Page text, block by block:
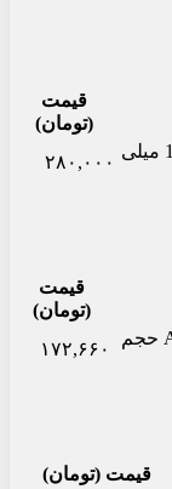
قیمت
(تومان)
روغن هیدرولیک ایرانول مدل ATF II حجم 1000 میلی
۲۸۰,۰۰۰
قیمت
(تومان)
روغن هیدرولیک فرمان نفت پارس مدل ATFIII حجم
۱۷۲,۶۶۰
قیمت (تومان)